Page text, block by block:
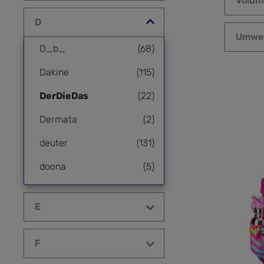
D
(68)
D_b_
(115)
Dakine
(22)
DerDieDas
(2)
Dermata
(131)
deuter
(5)
doona
(20)
doppler
E
F